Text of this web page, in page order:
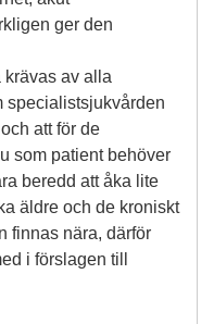
ger den
av alla
specialistsjukvården
att för de
som patient behöver
beredd att åka lite
äldre och de kroniskt
finnas nära, därför
i förslagen till